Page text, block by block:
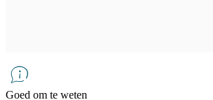
Goed om te weten